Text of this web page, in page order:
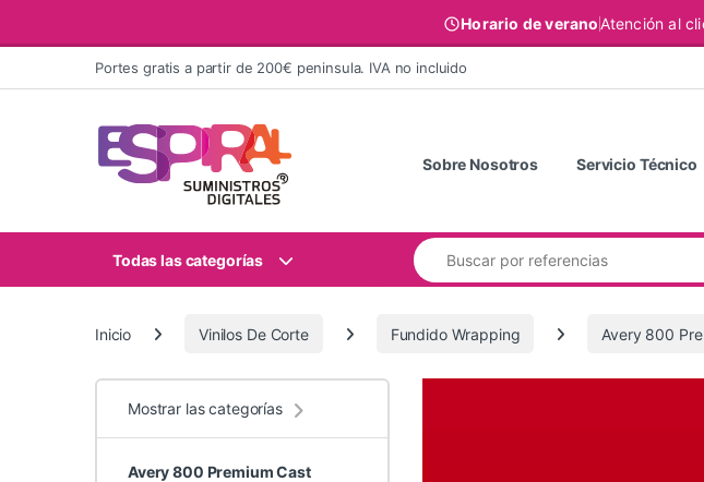
Horario de veranoAtención al
Ir al contenidoPortes gratis a partir de 200€ peninsula. IVA no incluido
Sobre Nosotros Servicio Técnico
Todas las categorías
Buscar:
Inicio Vinilos De Corte Fundido Wrapping Avery 800
Mostrar las categorías
Avery 800 Premium Cast